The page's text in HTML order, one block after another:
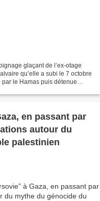
glaçant de l’ex-otage
qu’elle a subi le 7 octobre
le Hamas puis détenue
en passant par
autour du
palestinien